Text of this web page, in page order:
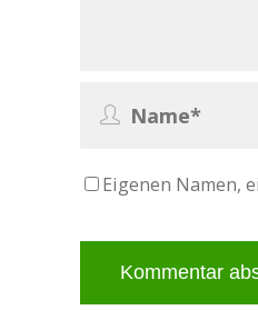
Eigenen Namen,